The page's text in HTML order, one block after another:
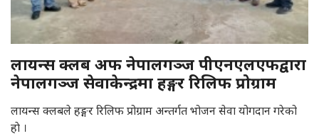
लायन्स क्लब अफ नेपालगञ्ज पीएनएलएफद्वारा
नेपालगञ्ज सेवाकेन्द्रमा हङ्गर रिलिफ प्रोग्राम
लायन्स क्लबले हङ्गर रिलिफ प्रोग्राम अन्तर्गत भोजन सेवा योगदान गरेको
हाे ।